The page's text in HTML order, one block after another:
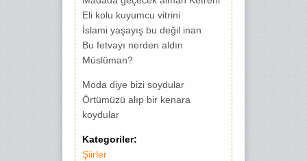
Eli kolu kuyumcu vitrini
İslami yaşayış bu değil inan
Bu fetvayı nerden aldın
Müslüman?
Moda diye bizi soydular
Örtümüzü alıp bir kenara
koydular
Kategoriler:
Şiirler